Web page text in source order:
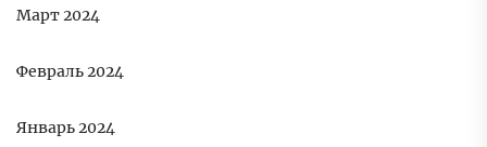
Март 2024
Февраль 2024
Январь 2024